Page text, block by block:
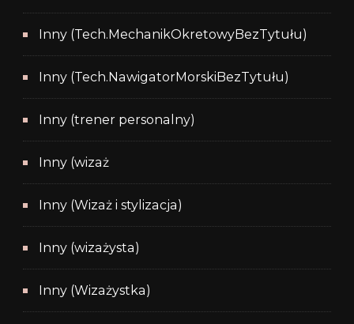
Inny (Tech.MechanikOkretowyBezTytułu)
Inny (Tech.NawigatorMorskiBezTytułu)
Inny (trener personalny)
Inny (wizaż
Inny (Wizaż i stylizacja)
Inny (wizażysta)
Inny (Wizażystka)